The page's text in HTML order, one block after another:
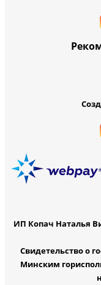
ИП Копач Наталья
Свидетельство о
Минским